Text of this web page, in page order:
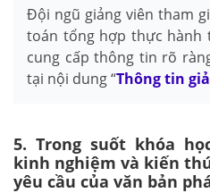
Đội ngũ giảng viên tham
toán tổng hợp thực hành
cung cấp thông tin rõ
tại nội dung “Thông tin
5. Trong suốt khóa
kinh nghiệm và kiến
yêu cầu của văn bản